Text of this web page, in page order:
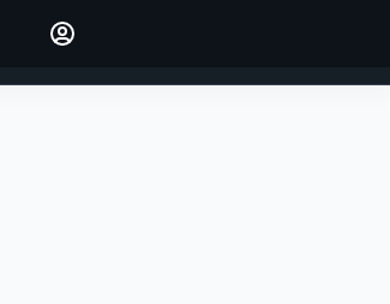
INICIAR SESIÓN